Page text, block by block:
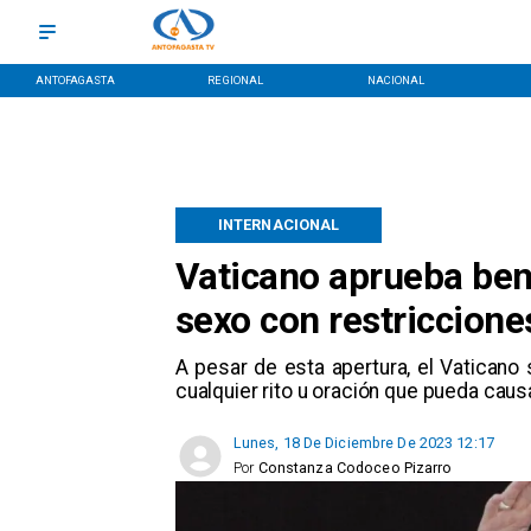
ANTOFAGASTA REGIONAL NACIONAL
Vaticano aprueba
sexo con
A pesar de esta apertura, el
cualquier rito u oración que pueda
INTERNACIONAL
Lunes, 18 De Diciembre De 2023 12:17
Constanza Codoceo Pizarro
Por